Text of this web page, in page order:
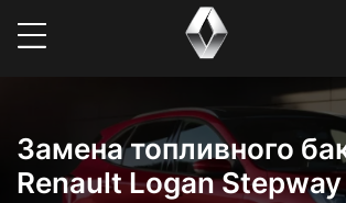
Замена топливного
Renault Logan Stepway